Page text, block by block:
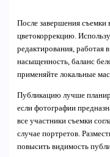
После завершения
цветокоррекцию.
редактирования, работая
насыщенность, баланс
применяйте локальные
Публикацию лучше
если фотографии
все участники съемки
случае портретов.
повысить видимость